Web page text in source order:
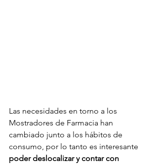
Las necesidades en torno a los
Mostradores de Farmacia han
cambiado junto a los hábitos de
consumo, por lo tanto es interesante
poder deslocalizar y contar con